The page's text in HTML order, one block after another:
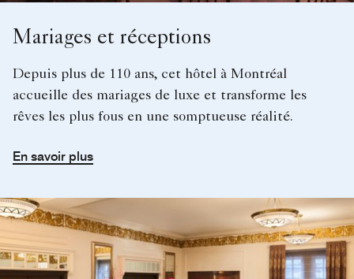
Mariages et réceptions
Depuis plus de 110 ans, cet hôtel à Montréal
accueille des mariages de luxe et transforme les
rêves les plus fous en une somptueuse réalité.
En savoir plus